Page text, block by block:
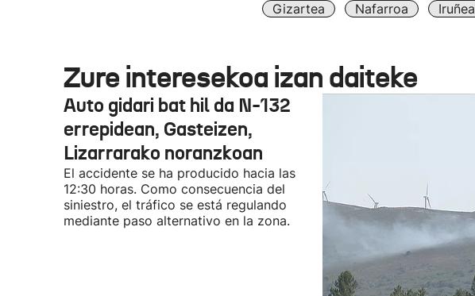
Gizartea Nafarroa Iruñea
Zure interesekoa izan daiteke
Auto gidari bat hil da N-132
errepidean, Gasteizen,
Lizarrarako noranzkoan
El accidente se ha producido hacia las
12:30 horas. Como consecuencia del
siniestro, el tráfico se está regulando
mediante paso alternativo en la zona.